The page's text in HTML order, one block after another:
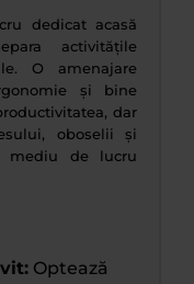
dedicat acasă
activitățile
O amenajare
și bine
dar
oboselii și
mediu de lucru
Optează